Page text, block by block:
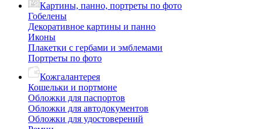
Картины, панно, портреты по фото
Гобелены
Декоративное картины и панно
Иконы
Плакетки с гербами и эмблемами
Портреты по фото
Кожгалантерея
Кошельки и портмоне
Обложки для паспортов
Обложки для автодокументов
Обложки для удостоверений